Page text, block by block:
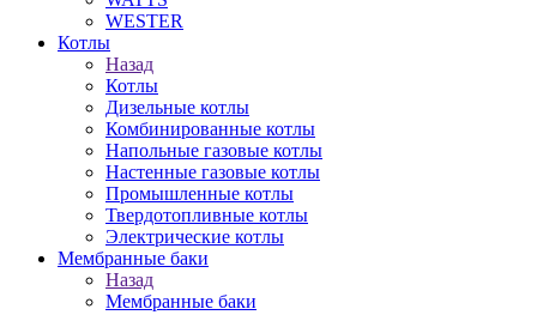
WESTER
Котлы
Назад
Котлы
Дизельные котлы
Комбинированные котлы
Напольные газовые котлы
Настенные газовые котлы
Промышленные котлы
Твердотопливные котлы
Электрические котлы
Мембранные баки
Назад
Мембранные баки